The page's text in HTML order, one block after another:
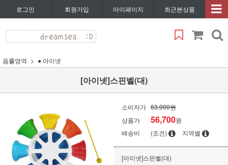
로그인 회원가입 마이페이지 최근본상품
음률영역 ● 아이넷
[아이넷]스핀벨(대)
소비자가 63,000원
상품가
56,700원
배송비
(조건) 지역별
[아이넷]스핀벨(대)